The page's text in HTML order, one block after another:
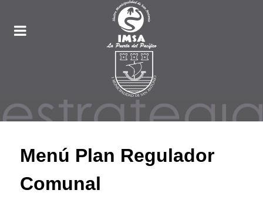
Menú Plan Regulador
Comunal